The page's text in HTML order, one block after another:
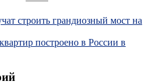
строить грандиозный мост на
построено в России в